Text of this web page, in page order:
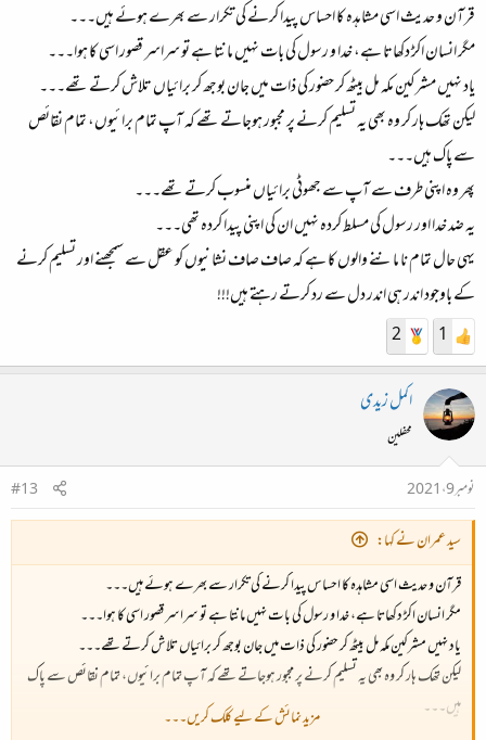
قرآن و حدیث اسی مشاہدہ کا احساس پیدا کرنے کی تکرار سے بھرے ہوئے ہیں۔۔۔
مگر انسان اکڑ دکھاتا ہے، خدا و رسول کی بات نہیں مانتا ہے تو سراسر قصور اسی کا ہوا۔۔۔
یاد نہیں مشرکین مکہ مل بیٹھ کر حضور کی ذات میں جان بوجھ کر برائیاں تلاش کرتے تھے۔۔۔
لیکن تھک ہار کر وہ بھی یہ تسلیم کرنے پر مجبور ہوجاتے تھے کہ آپ تمام برائیوں، تمام نقائص
سے پاک ہیں۔۔۔
پھر وہ اپنی طرف سے آپ سے جھوٹی برائیاں منسوب کرتے تھے۔۔۔
یہ ضد خدا اور رسول کی مسلط کردہ نہیں ان کی اپنی پیدا کردہ تھی۔۔۔
یہی حال تمام نا ماننے والوں کا ہے کہ صاف صاف نشانیوں کو عقل سے سمجھنے اور تسلیم کرنے
کے باوجود اندر ہی اندر دل سے رد کرتے رہتے ہیں!!!
1
2
اکمل زیدی
محفلین
نومبر 9، 2021
#13
سید عمران نے کہا:
قرآن و حدیث اسی مشاہدہ کا احساس پیدا کرنے کی تکرار سے بھرے ہوئے ہیں۔۔۔
مگر انسان اکڑ دکھاتا ہے، خدا و رسول کی بات نہیں مانتا ہے تو سراسر قصور اسی کا ہوا۔۔۔
یاد نہیں مشرکین مکہ مل بیٹھ کر حضور کی ذات میں جان بوجھ کر برائیاں تلاش کرتے تھے۔۔۔
لیکن تھک ہار کر وہ بھی یہ تسلیم کرنے پر مجبور ہوجاتے تھے کہ آپ تمام برائیوں، تمام نقائص سے پاک
ہیں۔۔۔
مزید نمائش کے لیے کلک کریں۔۔۔